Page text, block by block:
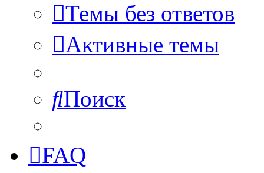
Темы без ответов
Активные темы
Поиск
FAQ